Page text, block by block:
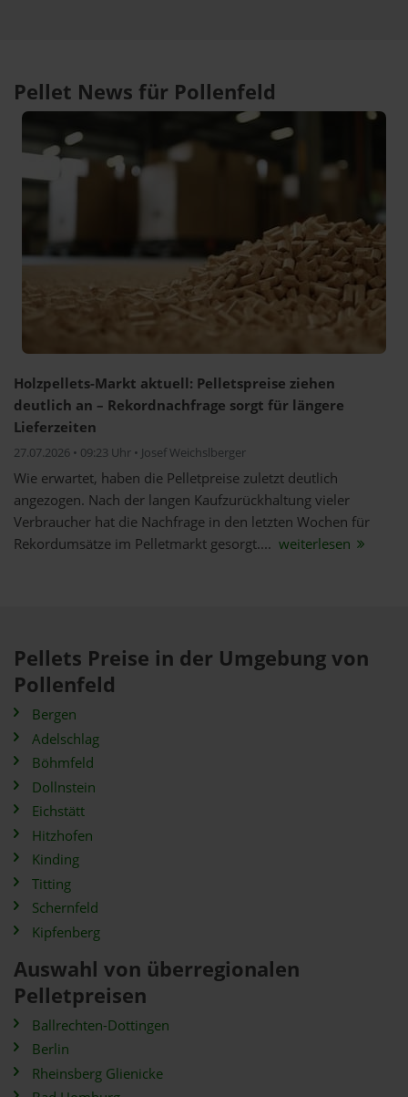
Pellet News für Pollenfeld
Holzpellets-Markt aktuell: Pelletspreise ziehen
deutlich an – Rekordnachfrage sorgt für längere
Lieferzeiten
27.07.2026 • 09:23 Uhr • Josef Weichslberger
Wie erwartet, haben die Pelletpreise zuletzt deutlich
angezogen. Nach der langen Kaufzurückhaltung vieler
Verbraucher hat die Nachfrage in den letzten Wochen für
Rekordumsätze im Pelletmarkt gesorgt.... weiterlesen
Pellets Preise in der Umgebung von
Pollenfeld
Bergen
Adelschlag
Böhmfeld
Dollnstein
Eichstätt
Hitzhofen
Kinding
Titting
Schernfeld
Kipfenberg
Auswahl von überregionalen
Pelletpreisen
Ballrechten-Dottingen
Berlin
Rheinsberg Glienicke